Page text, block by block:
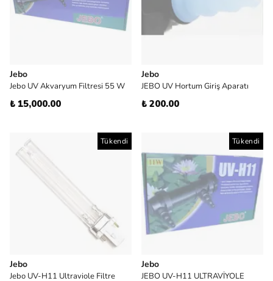
Jebo
Jebo UV Akvaryum Filtresi 55 W
₺ 15,000.00
Jebo
JEBO UV Hortum Giriş Aparatı
₺ 200.00
Tükendi
Jebo
Jebo UV-H11 Ultraviole Filtre
Tükendi
Jebo
JEBO UV-H11 ULTRAVİYOLE